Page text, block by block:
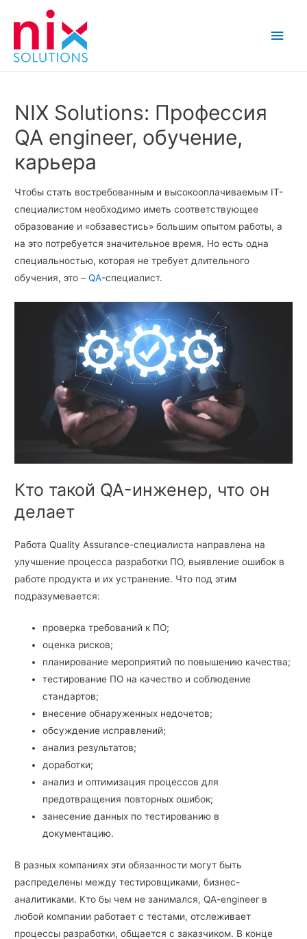
Main
NIX Solutions: Профессия
QA engineer, обучение,
карьера
Чтобы стать востребованным и высокооплачиваемым IT-
специалистом необходимо иметь соответствующее
образование и «обзавестись» большим опытом работы, а
на это потребуется значительное время. Но есть одна
специальностью, которая не требует длительного
обучения, это –QA-специалист.
Кто такой QA-инженер, что он
делает
Работа Quality Assurance-специалиста направлена на
улучшение процесса разработки ПО, выявление ошибок в
работе продукта и их устранение. Что под этим
подразумевается:
проверка требований к ПО;
оценка рисков;
планирование мероприятий по повышению качества;
тестирование ПО на качество и соблюдение
стандартов;
внесение обнаруженных недочетов;
обсуждение исправлений;
анализ результатов;
доработки;
анализ и оптимизация процессов для
предотвращения повторных ошибок;
занесение данных по тестированию в
документацию.
В разных компаниях эти обязанности могут быть
распределены между тестировщиками, бизнес-
аналитиками. Кто бы чем не занимался, QA-engineer в
любой компании работает с тестами, отслеживает
процессы разработки, общается с заказчиком. В конце